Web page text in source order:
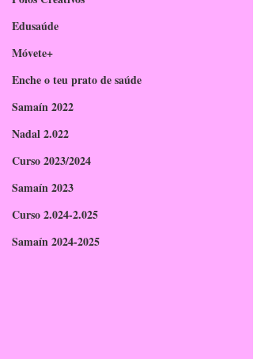
Edusaúde
Móvete+
Enche o teu prato de saúde
Samaín 2022
Nadal 2.022
Curso 2023/2024
Samaín 2023
Curso 2.024-2.025
Samaín 2024-2025